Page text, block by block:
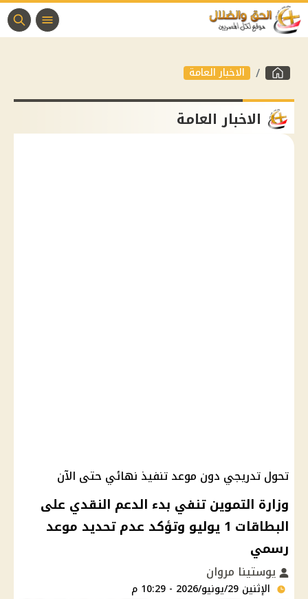
الاخبار العامة
الاخبار العامة
تحول تدريجي دون موعد تنفيذ نهائي حتى الآن
وزارة التموين تنفي بدء الدعم النقدي على
البطاقات 1 يوليو وتؤكد عدم تحديد موعد
رسمي
يوستينا مروان
الإثنين 29/يونيو/2026 - 10:29 م